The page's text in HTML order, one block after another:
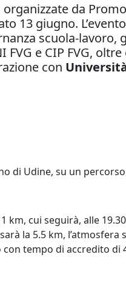
da
13 giugno.
scuola-lavoro,
e CIP FVG,
con
di Udine, su un
cui seguirà, alle
la 5.5 km,
tempo di accredito di